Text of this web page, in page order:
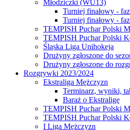
Młodziczki (WU13)
Turniej finałowy -
Turniej finałowy -
TEMPISH Puchar Polski
TEMPISH Puchar Polski
Śląska Liga Unihokeja
Drużyny zgłoszone do
Drużyny zgłoszone do
Rozgrywki 2023/2024
Ekstraliga Mężczyzn
Terminarz, wyniki,
Baraż o Ekstraligę
TEMPISH Puchar Polski
TEMPISH Puchar Polski
I Liga Mężczyzn